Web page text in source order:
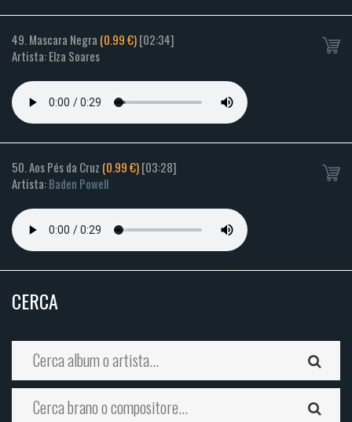
49. Mascara Negra (0.99 €)[02:34]
Artista: Elza Soares
50. Aos Pés da Cruz (0.99 €)[03:28]
Artista:Baden Powell
CERCA